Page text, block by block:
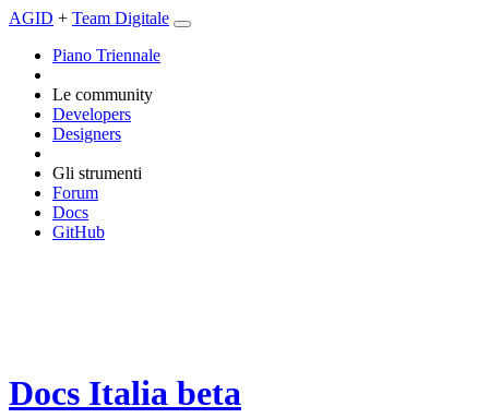
AGID + Team Digitale
Piano Triennale
Le community
Developers
Designers
Gli strumenti
Forum
Docs
GitHub
Docs Italia beta